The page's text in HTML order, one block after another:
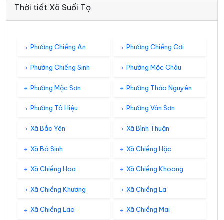
Thời tiết Xã Suối Tọ
Phường Chiềng An Phường Chiềng Cơi
Phường Chiềng Sinh Phường Mộc Châu
Phường Mộc Sơn Phường Thảo Nguyên
Phường Tô Hiệu Phường Vân Sơn
Xã Bắc Yên Xã Bình Thuận
Xã Bó Sinh Xã Chiềng Hặc
Xã Chiềng Hoa Xã Chiềng Khoong
Xã Chiềng Khương Xã Chiềng La
Xã Chiềng Lao Xã Chiềng Mai